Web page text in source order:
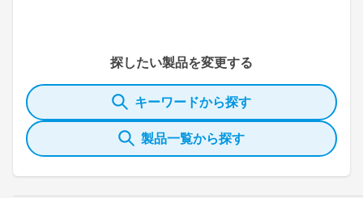
探したい製品を変更する
キーワードから探す
製品一覧から探す